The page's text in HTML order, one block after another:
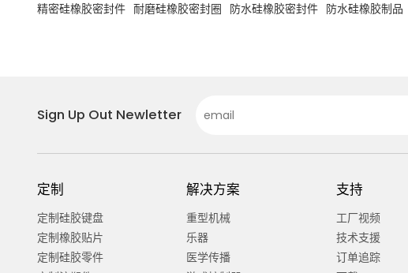
精密硅橡胶密封件 耐磨硅橡胶密封圈 防水硅橡胶密封件 防水硅橡胶制品
Sign Up Out Newletter
定制
定制硅胶键盘
定制橡胶贴片
定制硅胶零件
解决方案
重型机械
乐器
医学传播
支持
工厂视频
技术支援
订单追踪